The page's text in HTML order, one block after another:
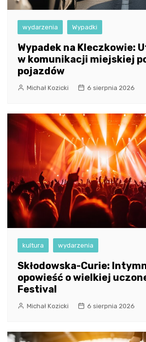
wydarzenia Wypadki
Wypadek na Kleczkowie:
w komunikacji miejskiej
pojazdów
Michał Kozicki 6 sierpnia 2026
kultura wydarzenia
Skłodowska-Curie:
opowieść o wielkiej
Festival
Michał Kozicki 6 sierpnia 2026